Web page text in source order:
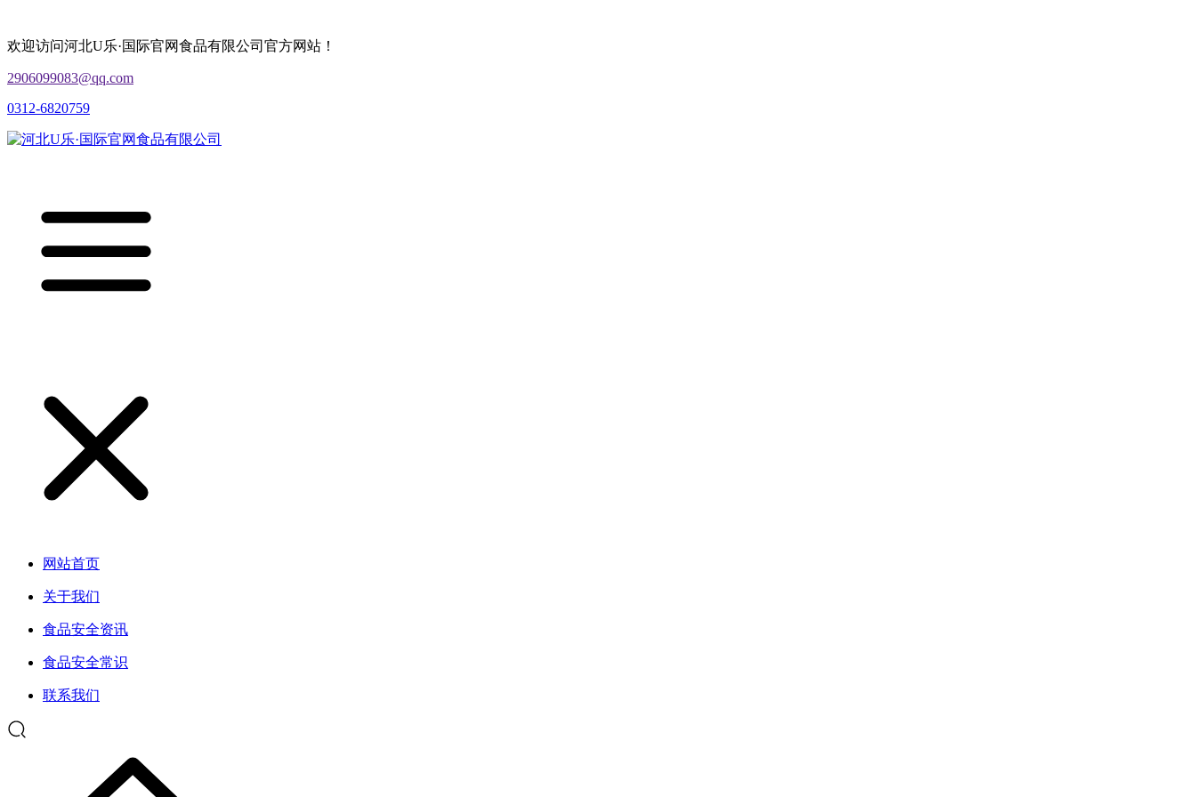
欢迎访问河北U乐·国际官网食品有限公司官方网站！
2906099083@qq.com
0312-6820759
网站首页
关于我们
食品安全资讯
食品安全常识
联系我们